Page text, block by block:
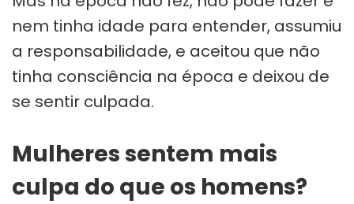
nem tinha idade para entender, assumiu
a responsabilidade, e aceitou que não
tinha consciência na época e deixou de
se sentir culpada.
Mulheres sentem mais
culpa do que os homens?